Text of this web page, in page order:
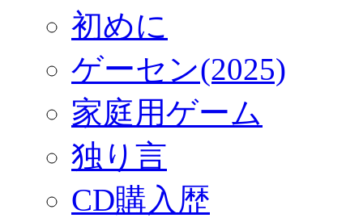
初めに
ゲーセン(2025)
家庭用ゲーム
独り言
CD購入歴